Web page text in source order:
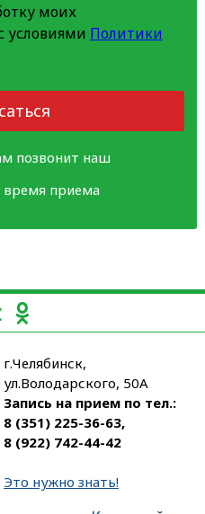
моих
условиями Политики
позвонит наш
время приема
г.Челябинск,
ул.Володарского, 50А
Запись на прием по тел.:
8 (351) 225-36-63,
8 (922) 742-44-42
Это нужно знать!